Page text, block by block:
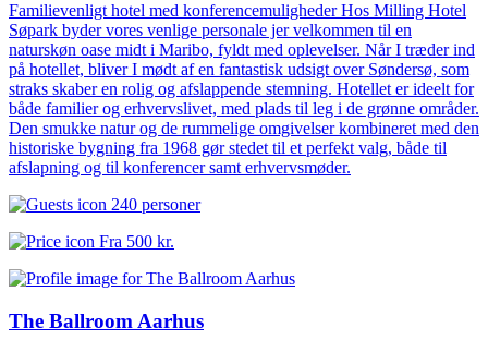
Familievenligt hotel med konferencemuligheder Hos Milling Hotel
Søpark byder vores venlige personale jer velkommen til en
naturskøn oase midt i Maribo, fyldt med oplevelser. Når I træder ind
på hotellet, bliver I mødt af en fantastisk udsigt over Søndersø, som
straks skaber en rolig og afslappende stemning. Hotellet er ideelt for
både familier og erhvervslivet, med plads til leg i de grønne områder.
Den smukke natur og de rummelige omgivelser kombineret med den
historiske bygning fra 1968 gør stedet til et perfekt valg, både til
afslapning og til konferencer samt erhvervsmøder.
240 personer
Fra 500 kr.
The Ballroom Aarhus